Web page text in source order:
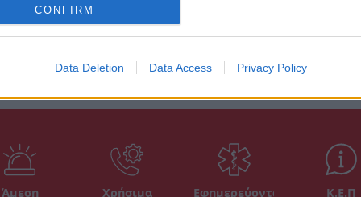
CONFIRM
Data Deletion Data Access Privacy Policy
– μελών της και όλων των πελατών
Άμεση
Χρήσιμα
Εφημερεύοντα
Κ.Ε.Π